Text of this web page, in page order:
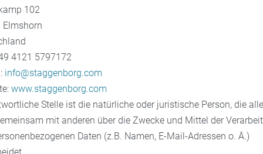
102
Elmshorn
4121 5797172
info@staggenborg.com
www.staggenborg.com
Stelle ist die natürliche oder juristische Person, die
mit anderen über die Zwecke und Mittel der
Daten (z.B. Namen, E-Mail-Adressen o. Ä.)